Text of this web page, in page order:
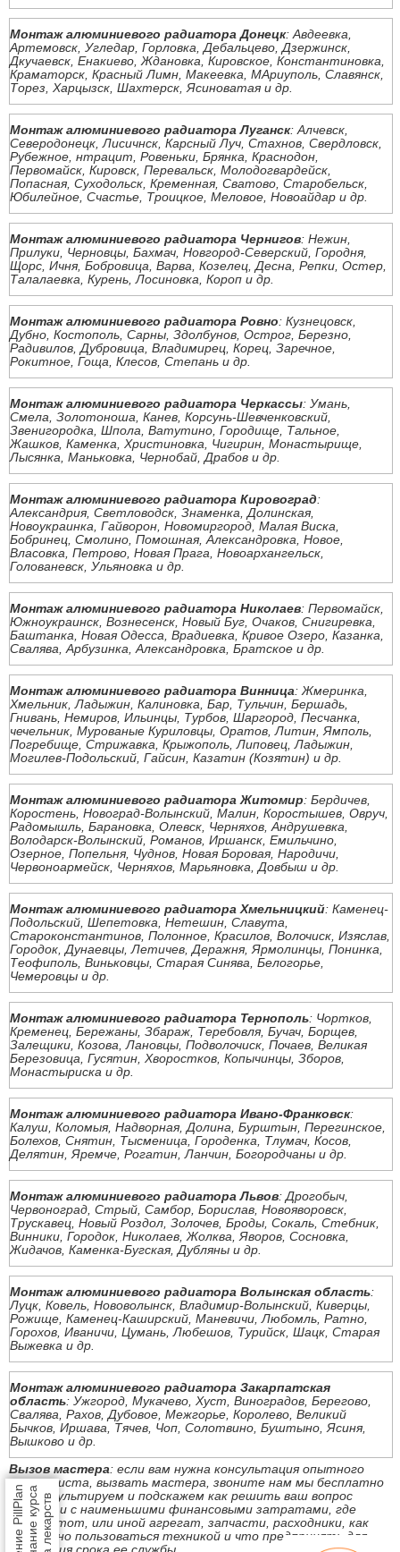
Монтаж алюминиевого радиатора Донецк: Авдеевка,
Артемовск, Угледар, Горловка, Дебальцево, Дзержинск,
Дкучаевск, Енакиево, Ждановка, Кировское, Константиновка,
Краматорск, Красный Лимн, Макеевка, МАриуполь, Славянск,
Торез, Харцызск, Шахтерск, Ясиноватая и др.
Монтаж алюминиевого радиатора Луганск: Алчевск,
Северодонецк, Лисичнск, Карсный Луч, Стахнов, Свердловск,
Рубежное, нтрацит, Ровеньки, Брянка, Краснодон,
Первомайск, Кировск, Перевальск, Молодогвардейск,
Попасная, Суходольск, Кременная, Сватово, Старобельск,
Юбилейное, Счастье, Троицкое, Меловое, Новоайдар и др.
Монтаж алюминиевого радиатора Чернигов: Нежин,
Прилуки, Черновцы, Бахмач, Новгород-Северский, Городня,
Щорс, Ичня, Бобровица, Варва, Козелец, Десна, Репки, Остер,
Талалаевка, Курень, Лосиновка, Короп и др.
Монтаж алюминиевого радиатора Ровно: Кузнецовск,
Дубно, Костополь, Сарны, Здолбунов, Острог, Березно,
Радивилов, Дубровица, Владимирец, Корец, Заречное,
Рокитное, Гоща, Клесов, Степань и др.
Монтаж алюминиевого радиатора Черкассы: Умань,
Смела, Золотоноша, Канев, Корсунь-Шевченковский,
Звенигородка, Шпола, Ватутино, Городище, Тальное,
Жашков, Каменка, Христиновка, Чигирин, Монастырище,
Лысянка, Маньковка, Чернобай, Драбов и др.
Монтаж алюминиевого радиатора Кировоград:
Александрия, Светловодск, Знаменка, Долинская,
Новоукраинка, Гайворон, Новомиргород, Малая Виска,
Бобринец, Смолино, Помошная, Александровка, Новое,
Власовка, Петрово, Новая Прага, Новоархангельск,
Голованевск, Ульяновка и др.
Монтаж алюминиевого радиатора Николаев: Первомайск,
Южноукраинск, Вознесенск, Новый Буг, Очаков, Снигиревка,
Баштанка, Новая Одесса, Врадиевка, Кривое Озеро, Казанка,
Свалява, Арбузинка, Александровка, Братское и др.
Монтаж алюминиевого радиатора Винница: Жмеринка,
Хмельник, Ладыжин, Калиновка, Бар, Тульчин, Бершадь,
Гнивань, Немиров, Ильинцы, Турбов, Шаргород, Песчанка,
чечельник, Мурованые Куриловцы, Оратов, Литин, Ямполь,
Погребище, Стрижавка, Крыжополь, Липовец, Ладыжин,
Могилев-Подольский, Гайсин, Казатин (Козятин) и др.
Монтаж алюминиевого радиатора Житомир: Бердичев,
Коростень, Новоград-Волынский, Малин, Коростышев, Овруч,
Радомышль, Барановка, Олевск, Черняхов, Андрушевка,
Володарск-Волынский, Романов, Иршанск, Емильчино,
Озерное, Попельня, Чуднов, Новая Боровая, Народичи,
Червоноармейск, Черняхов, Марьяновка, Довбыш и др.
Монтаж алюминиевого радиатора Хмельницкий: Каменец-
Подольский, Шепетовка, Нетешин, Славута,
Староконстантинов, Полонное, Красилов, Волочиск, Изяслав,
Городок, Дунаевцы, Летичев, Деражня, Ярмолинцы, Понинка,
Теофиполь, Виньковцы, Старая Синява, Белогорье,
Чемеровцы и др.
Монтаж алюминиевого радиатора Тернополь: Чортков,
Кременец, Бережаны, Збараж, Теребовля, Бучач, Борщев,
Залещики, Козова, Лановцы, Подволочиск, Почаев, Великая
Березовица, Гусятин, Хворостков, Копычинцы, Зборов,
Монастыриска и др.
Монтаж алюминиевого радиатора Ивано-Франковск:
Калуш, Коломыя, Надворная, Долина, Бурштын, Перегинское,
Болехов, Снятин, Тысменица, Городенка, Тлумач, Косов,
Делятин, Яремче, Рогатин, Ланчин, Богородчаны и др.
Монтаж алюминиевого радиатора Львов: Дрогобыч,
Червоноград, Стрый, Самбор, Борислав, Новояворовск,
Трускавец, Новый Роздол, Золочев, Броды, Сокаль, Стебник,
Винники, Городок, Николаев, Жолква, Яворов, Сосновка,
Жидачов, Каменка-Бугская, Дубляны и др.
Монтаж алюминиевого радиатора Волынская область:
Луцк, Ковель, Нововолынск, Владимир-Волынский, Киверцы,
Рожище, Каменец-Каширский, Маневичи, Любомль, Ратно,
Горохов, Иваничи, Цумань, Любешов, Турийск, Шацк, Старая
Выжевка и др.
Монтаж алюминиевого радиатора Закарпатская
область: Ужгород, Мукачево, Хуст, Виноградов, Берегово,
Свалява, Рахов, Дубовое, Межгорье, Королево, Великий
Бычков, Иршава, Тячев, Чоп, Солотвино, Буштыно, Ясиня,
Вышково и др.
Вызов мастера: если вам нужна консультация опытного
специалиста, вызвать мастера, звоните нам мы бесплатно
проконсультируем и подскажем как решить ваш вопрос
быстро и с наименьшими финансовыми затратами, где
купить тот, или иной агрегат, запчасти, расходники, как
безопасно пользоваться техникой и что предпринять для